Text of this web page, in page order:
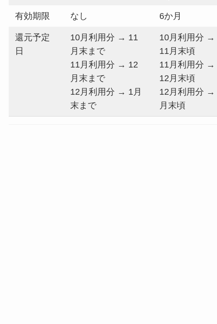
有効期限 なし 6か月
還元予定
日
10月利用分 → 11
月末まで
11月利用分 → 12
月末まで
12月利用分 → 1月
末まで
10月利用分 →
11月末頃
11月利用分 →
12月末頃
12月利用分 →
月末頃